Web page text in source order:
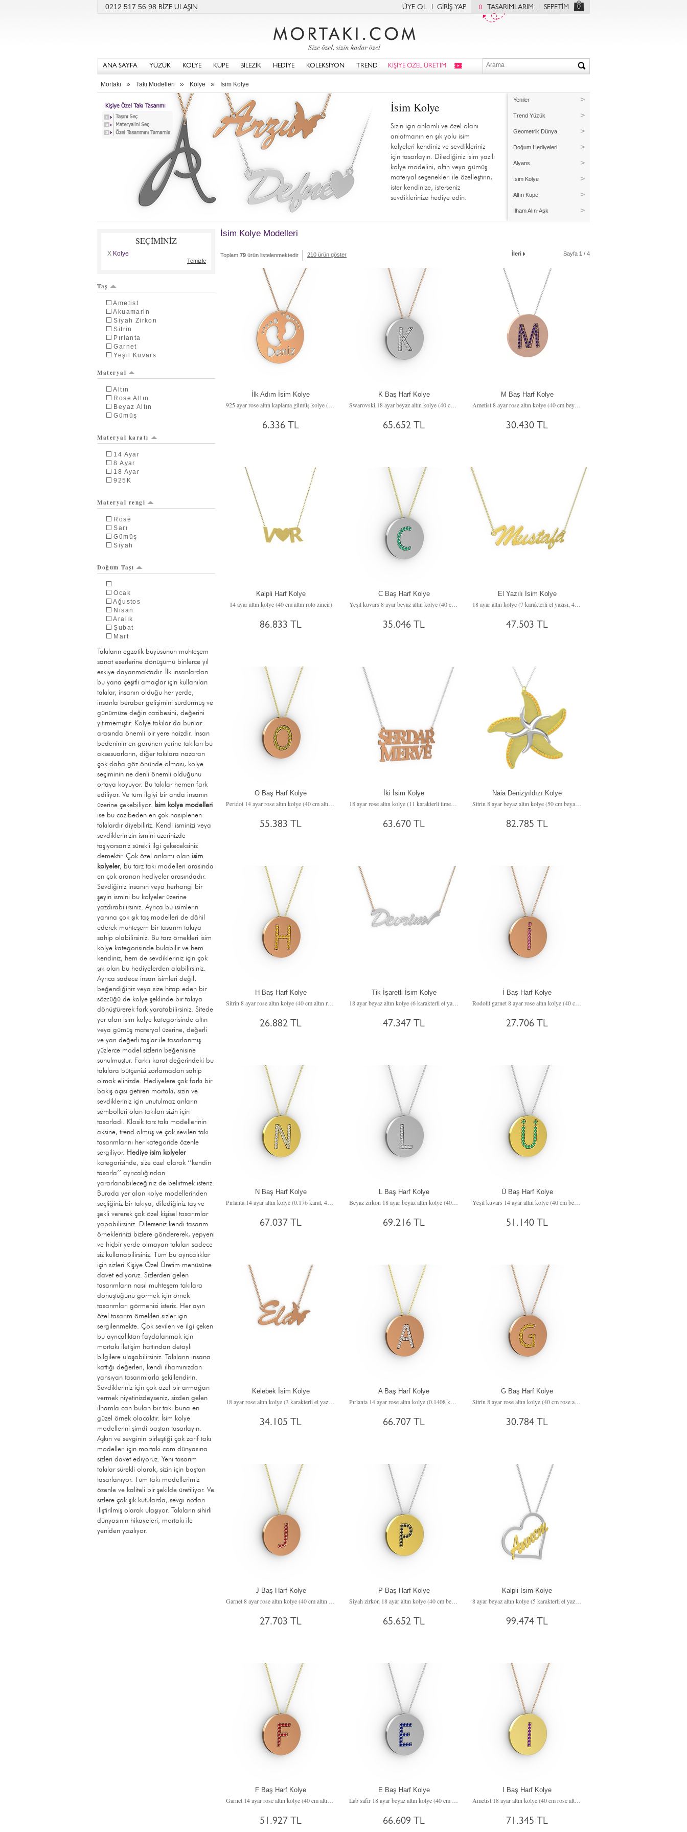
0212 517 56 98 BİZE ULAŞIN ÜYE OL GİRİŞ YAP 0 TASARIMLARIM SEPETİM 0
ANA SAYFA YÜZÜK KOLYE KÜPE BİLEZİK HEDİYE KOLEKSİYON TREND KİŞİYE ÖZEL ÜRETİM
Mortakı » Takı Modelleri » Kolye » İsim Kolye
İsim Kolye
Sizin için anlamlı ve özel olanı
anlatmanın en şık yolu isim
kolyeleri kendiniz ve sevdikleriniz
için tasarlayın. Dilediğiniz isim yazılı
kolye modelini, altın veya gümüş
materyal seçenekleri ile özelleştirin,
ister kendinize, isterseniz
sevdiklerinize hediye edin.
Yeniler
Trend Yüzük
Geometrik Dünya
Doğum Hediyeleri
Alyans
İsim Kolye
Altın Küpe
İlham Alın-Aşk
SEÇİMİNİZ
X Kolye
Temizle
Taş
Ametist
Akuamarin
Siyah Zirkon
Sitrin
Pırlanta
Garnet
Yeşil Kuvars
Peridot
Rodolit Garnet
Dumanlı Kuvars
Swarovski
Beyaz Zirkon
Materyal
Altın
Rose Altın
Beyaz Altın
Gümüş
Materyal karatı
14 Ayar
8 Ayar
18 Ayar
925K
Materyal rengi
Rose
Sarı
Gümüş
Siyah
Doğum Taşı
Ocak
Ağustos
Nisan
Aralık
Şubat
Mart
Eylül
Temmuz
Mayıs
Takıların egzotik büyüsünün muhteşem
sanat eserlerine dönüşümü binlerce yıl
eskiye dayanmaktadır. İlk insanlardan
bu yana çeşitli amaçlar için kullanılan
takılar, insanın olduğu her yerde,
insanla beraber gelişimini sürdürmüş ve
günümüze değin cazibesini, değerini
yitirmemiştir. Kolye takılar da bunlar
arasında önemli bir yere haizdir. İnsan
bedeninin en görünen yerine takılan bu
aksesuarların, diğer takılara nazaran
çok daha göz önünde olması, kolye
seçiminin ne denli önemli olduğunu
ortaya koyuyor. Bu takılar hemen fark
ediliyor. Ve tüm ilgiyi bir anda insanın
üzerine çekebiliyor. İsim kolye modelleri
ise bu cazibeden en çok nasiplenen
takılardır diyebiliriz. Kendi isminizi veya
sevdiklerinizin ismini üzerinizde
taşıyorsanız sürekli ilgi çekeceksiniz
demektir. Çok özel anlamı olan isim
kolyeler, bu tarz takı modelleri arasında
en çok aranan hediyeler arasındadır.
Sevdiğiniz insanın veya herhangi bir
şeyin ismini bu kolyeler üzerine
yazdırabilirsiniz. Ayrıca bu isimlerin
yanına çok şık taş modelleri de dâhil
ederek muhteşem bir tasarım takıya
sahip olabilirsiniz. Bu tarz örnekleri isim
kolye kategorisinde bulabilir ve hem
kendiniz, hem de sevdikleriniz için çok
şık olan bu hediyelerden alabilirsiniz.
Ayrıca sadece insan isimleri değil,
beğendiğiniz veya size hitap eden bir
sözcüğü de kolye şeklinde bir takıya
dönüştürerek fark yaratabilirsiniz. Sitede
yer alan isim kolye kategorisinde altın
veya gümüş materyal üzerine, değerli
ve yarı değerli taşlar ile tasarlanmış
yüzlerce model sizlerin beğenisine
sunulmuştur. Farklı karat değerindeki bu
takılara bütçenizi zorlamadan sahip
olmak elinizde. Hediyelere çok farkı bir
bakış açısı getiren mortakı, sizin ve
sevdikleriniz için unutulmaz anların
sembolleri olan takıları sizin için
tasarladı. Klasik tarz takı modellerinin
aksine, trend olmuş ve çok sevilen takı
tasarımlarını her kategoride özenle
sergiliyor. Hediye isim kolyeler
kategorisinde, size özel olarak ‘’kendin
tasarla’’ ayrıcalığından
yararlanabileceğiniz de belirtmek isteriz.
Burada yer alan kolye modellerinden
seçtiğiniz bir takıya, dilediğiniz taş ve
şekli vererek çok özel kişisel tasarımlar
yapabilirsiniz. Dilerseniz kendi tasarım
örneklerinizi bizlere göndererek, yepyeni
ve hiçbir yerde olmayan takıları sadece
siz kullanabilirsiniz. Tüm bu ayrıcalıklar
için sizleri Kişiye Özel Üretim menüsüne
davet ediyoruz. Sizlerden gelen
tasarımların nasıl muhteşem takılara
dönüştüğünü görmek için örnek
tasarımları görmenizi isteriz. Her ayın
özel tasarım örnekleri sizler için
sergilenmekte. Çok sevilen ve ilgi çeken
bu ayrıcalıktan faydalanmak için
mortakı iletişim hattından detaylı
bilgilere ulaşabilirsiniz. Takıların insana
kattığı değerleri, kendi ilhamınızdan
yansıyan tasarımlarla şekillendirin.
Sevdikleriniz için çok özel bir armağan
vermek niyetinizdeyseniz, sizden gelen
ilhamla can bulan bir takı buna en
güzel örnek olacaktır. İsim kolye
modellerini şimdi baştan tasarlayın.
Aşkın ve sevginin birleştiği çok zarif takı
modelleri için mortaki.com dünyasına
sizleri davet ediyoruz. Yeni tasarım
takılar sürekli olarak, sizin için baştan
tasarlanıyor. Tüm takı modellerimiz
özenle ve kaliteli bir şekilde üretiliyor. Ve
sizlere çok şık kutularda, sevgi notları
iliştirilmiş olarak ulaşıyor. Takıların sihirli
dünyasının hikayeleri, mortakı ile
yeniden yazılıyor.
İsim Kolye Modelleri
Toplam 79 ürün listelenmektedir 210 ürün göster İleri Sayfa 1 / 4
İlk Adım İsim Kolye
6.336 TL
K Baş Harf Kolye
65.652 TL
M Baş Harf Kolye
30.430 TL
Kalpli Harf Kolye
14 ayar altın kolye (40 cm altın rolo zincir)
86.833 TL
C Baş Harf Kolye
35.046 TL
El Yazılı İsim Kolye
47.503 TL
O Baş Harf Kolye
55.383 TL
İki İsim Kolye
63.670 TL
Naia Denizyıldızı Kolye
82.785 TL
H Baş Harf Kolye
26.882 TL
Tik İşaretli İsim Kolye
47.347 TL
İ Baş Harf Kolye
27.706 TL
N Baş Harf Kolye
67.037 TL
L Baş Harf Kolye
69.216 TL
Ü Baş Harf Kolye
51.140 TL
Kelebek İsim Kolye
34.105 TL
A Baş Harf Kolye
66.707 TL
G Baş Harf Kolye
30.784 TL
J Baş Harf Kolye
27.703 TL
P Baş Harf Kolye
65.652 TL
Kalpli İsim Kolye
99.474 TL
F Baş Harf Kolye
51.927 TL
E Baş Harf Kolye
66.609 TL
I Baş Harf Kolye
71.345 TL